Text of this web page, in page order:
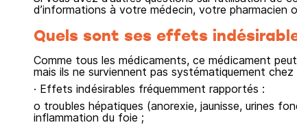
d’informations à votre médecin, votre pharmacien
Quels sont ses effets
Comme tous les médicaments, ce médicament
mais ils ne surviennent pas systématiquement
· Effets indésirables fréquemment rapportés :
o troubles hépatiques (anorexie, jaunisse, urines
inflammation du foie ;